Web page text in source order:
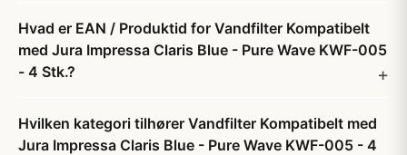
Hvad er EAN / Produktid for Vandfilter Kompatibelt
med Jura Impressa Claris Blue - Pure Wave KWF-005
- 4 Stk.?
Hvilken kategori tilhører Vandfilter Kompatibelt med
Jura Impressa Claris Blue - Pure Wave KWF-005 - 4